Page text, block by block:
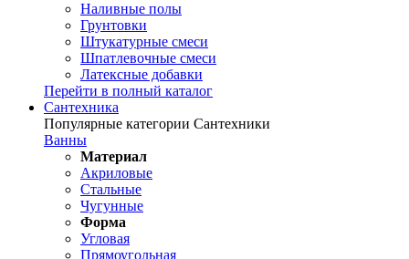
Наливные полы
Грунтовки
Штукатурные смеси
Шпатлевочные смеси
Латексные добавки
Перейти в полный каталог
Сантехника
Популярные категории Сантехники
Ванны
Материал
Акриловые
Стальные
Чугунные
Форма
Угловая
Прямоугольная